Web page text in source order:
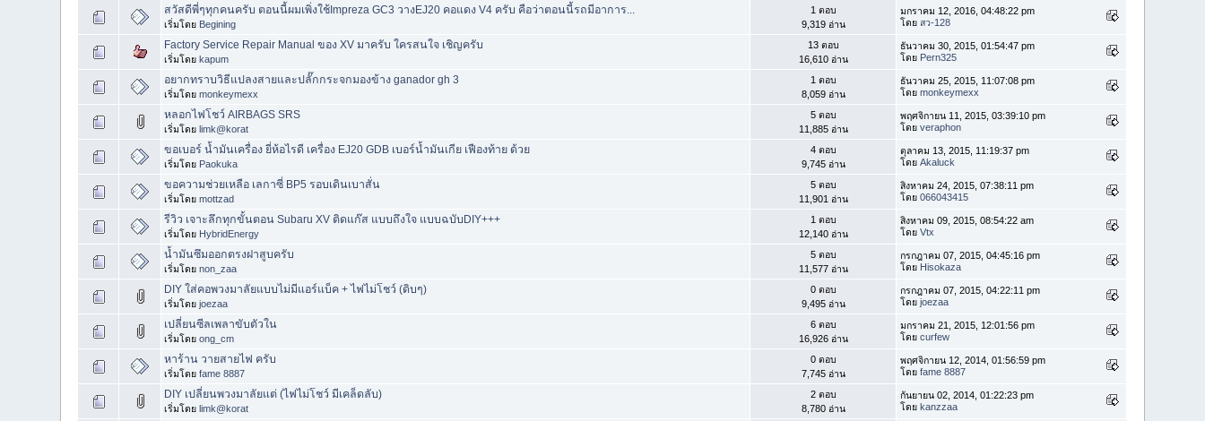
สวัสดีพี่ๆทุกคนครับ ตอนนี้ผมเพิ่งใช้Impreza GC3 วางEJ20 คอแดง V4 ครับ คือว่าตอนนี้รถมีอาการ...
เริ่มโดย Begining
1 ตอบ
9,319 อ่าน
มกราคม 12, 2016, 04:48:22 pm
โดยสว-128
Factory Service Repair Manual ของ XV มาครับ ใครสนใจ เชิญครับ
เริ่มโดยkapum
13 ตอบ
16,610 อ่าน
ธันวาคม 30, 2015, 01:54:47 pm
โดย Pern325
อยากทราบวิธีแปลงสายและปลั๊กกระจกมองข้าง ganador gh 3
เริ่มโดยmonkeymexx
1 ตอบ
8,059 อ่าน
ธันวาคม 25, 2015, 11:07:08 pm
โดยmonkeymexx
หลอกไฟโชว์ AIRBAGS SRS
เริ่มโดยlimk@korat
5 ตอบ
11,885 อ่าน
พฤศจิกายน 11, 2015, 03:39:10 pm
โดยveraphon
ขอเบอร์ น้ำมันเครื่อง ยี่ห้อไรดี เครื่อง EJ20 GDB เบอร์น้ำมันเกีย เฟืองท้าย ด้วย
เริ่มโดย Paokuka
4 ตอบ
9,745 อ่าน
ตุลาคม 13, 2015, 11:19:37 pm
โดยAkaluck
ขอความช่วยเหลือ เลกาซี่ BP5 รอบเดินเบาสั่น
เริ่มโดยmottzad
5 ตอบ
11,901 อ่าน
สิงหาคม 24, 2015, 07:38:11 pm
โดย066043415
รีวิว เจาะลึกทุกขั้นตอน Subaru XV ติดแก๊ส แบบถึงใจ แบบฉบับDIY+++
เริ่มโดย HybridEnergy
1 ตอบ
12,140 อ่าน
สิงหาคม 09, 2015, 08:54:22 am
โดยVtx
น้ำมันซึมออกตรงฝาสูบครับ
เริ่มโดยnon_zaa
5 ตอบ
11,577 อ่าน
กรกฎาคม 07, 2015, 04:45:16 pm
โดย Hisokaza
DIY ใส่คอพวงมาลัยแบบไม่มีแอร์แบ็ค + ไฟไม่โชว์ (ดิบๆ)
เริ่มโดยjoezaa
0 ตอบ
9,495 อ่าน
กรกฎาคม 07, 2015, 04:22:11 pm
โดยjoezaa
เปลี่ยนซีลเพลาขับตัวใน
เริ่มโดยong_cm
6 ตอบ
16,926 อ่าน
มกราคม 21, 2015, 12:01:56 pm
โดยcurfew
หาร้าน วายสายไฟ ครับ
เริ่มโดยfame 8887
0 ตอบ
7,745 อ่าน
พฤศจิกายน 12, 2014, 01:56:59 pm
โดยfame 8887
DIY เปลี่ยนพวงมาลัยแต่ (ไฟไม่โชว์ มีเคล็ดลับ)
เริ่มโดยlimk@korat
2 ตอบ
8,780 อ่าน
กันยายน 02, 2014, 01:22:23 pm
โดยkanzzaa